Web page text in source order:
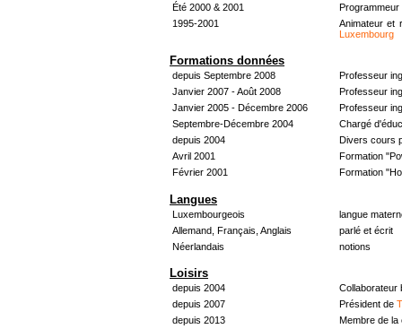
Été 2000 & 2001
Programmeur
1995-2001
Animateur et
Luxembourg
Formations données
depuis Septembre 2008
Professeur
Janvier 2007 - Août 2008
Professeur
Janvier 2005 - Décembre 2006
Professeur
Septembre-Décembre 2004
Chargé
depuis 2004
Divers cours
Avril 2001
Formation
Février 2001
Formation
Langues
Luxembourgeois
langue
Allemand, Français, Anglais
parlé et écrit
Néerlandais
notions
Loisirs
depuis 2004
Collaborateur
depuis 2007
Président de
depuis 2013
Membre de